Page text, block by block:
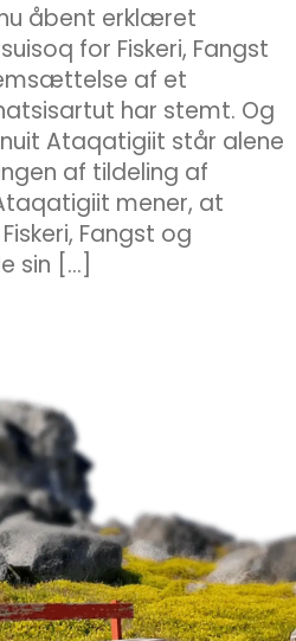
åbent erklæret
for Fiskeri, Fangst
af et
har stemt. Og
Ataqatigiit står alene
af tildeling af
mener, at
Fangst og
sin […]